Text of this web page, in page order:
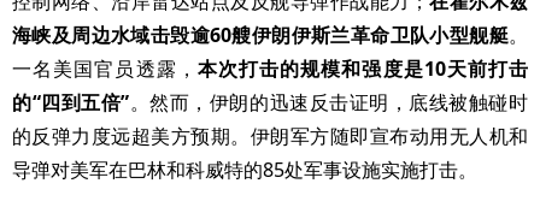
海峡及周边水域击毁逾60艘伊朗伊斯兰革命卫队小型舰艇。
一名美国官员透露， 本次打击的规模和强度是10天前打击
的“四到五倍”。然而，伊朗的迅速反击证明，底线被触碰时
的反弹力度远超美方预期。伊朗军方随即宣布动用无人机和
导弹对美军在巴林和科威特的85处军事设施实施打击。